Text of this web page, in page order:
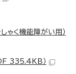
ゃく機能障がい用）
335.4KB）